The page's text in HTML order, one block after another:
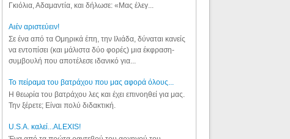
Γκιόλια, Αδαμαντία, και δήλωσε: «Μας έλεγ...
Aιέν αριστεύειν!
Σε ένα από τα Ομηρικά έπη, την Ιλιάδα, δύναται κανείς
να εντοπίσει (και μάλιστα δύο φορές) μια έκφραση-
συμβουλή που αποτέλεσε ιδανικό για...
Το πείραμα του βατράχου που μας αφορά όλους...
Η θεωρία του βατράχου λες και έχει επινοηθεί για μας.
Την ξέρετε; Είναι πολύ διδακτική.
U.S.A. καλεί...ALEXIS!